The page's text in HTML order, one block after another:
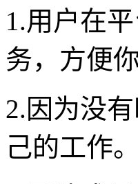
1.用户在
务，方便
2.因为没
己的工作。